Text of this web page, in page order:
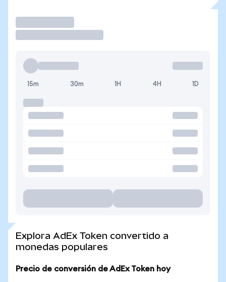
15m 30m 1H 4H 1D
Explora AdEx Token convertido a
monedas populares
Precio de conversión de AdEx Token hoy